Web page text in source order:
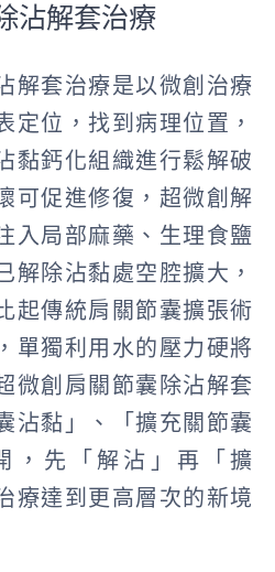
沾解套治療
解套治療是以微創治療
定位，找到病理位置，
黏鈣化組織進行鬆解破
可促進修復，超微創解
入局部麻藥、生理食鹽
解除沾黏處空腔擴大，
起傳統肩關節囊擴張術
單獨利用水的壓力硬將
微創肩關節囊除沾解套
沾黏」、「擴充關節囊
，先「解沾」再「擴
療達到更高層次的新境